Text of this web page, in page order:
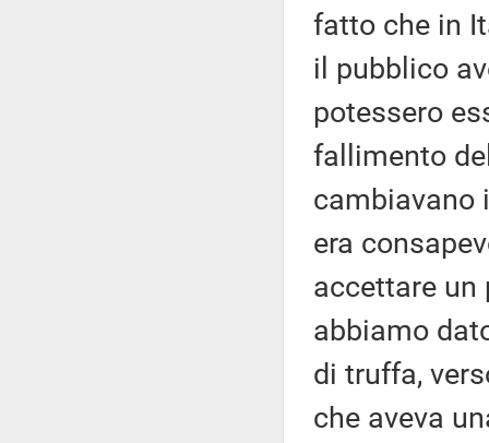
fatto che in
il pubblico
potessero
fallimento
cambiavano
era
accettare un
abbiamo
di truffa,
che aveva